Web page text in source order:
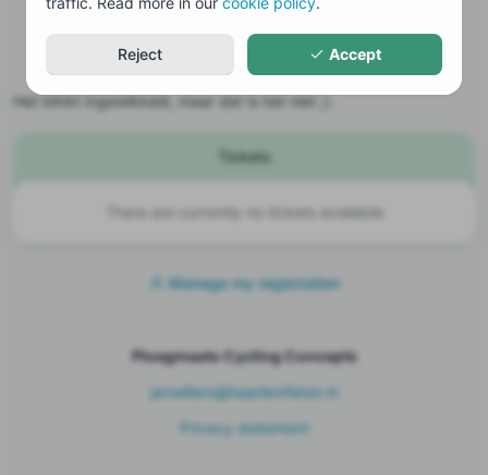
Reject Accept
bevestiging naartoe gestuurd.
Vervolgens personaliseer je het volgende ticket en
doorloop je stap 3 t/m 5 nogmaals.
Het klinkt ingewikkeld, maar dat is het niet ;).
Tickets
There are currently no tickets available
Manage my registration
Ploegmaats Cycling Concepts
janwillem@haarlemfietst.nl
Privacy statement